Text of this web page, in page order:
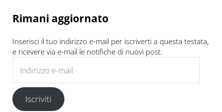
Rimani aggiornato
Inserisci il tuo indirizzo e-mail per iscriverti a questa testata,
e ricevere via e-mail le notifiche di nuovi post.
Iscriviti